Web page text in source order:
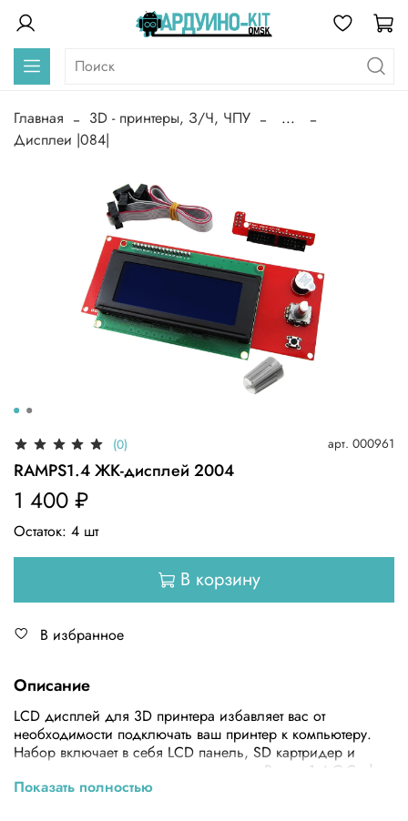
Главная 3D - принтеры, З/Ч, ЧПУ
...
Дисплеи |084|
(0) арт. 000961
RAMPS1.4 ЖК-дисплей 2004
1 400 ₽
Остаток: 4 шт
В корзину
В избранное
Описание
LCD дисплей для 3D принтера избавляет вас от
необходимости подключать ваш принтер к компьютеру.
Набор включает в себя LCD панель, SD картридер и
переходник для подключения к плате Ramps 1.4.G-Code
модели загружаются непосредственно с SD-карты, а LCD
Показать полностью